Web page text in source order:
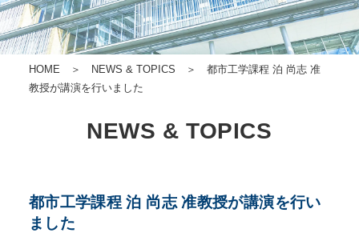
HOME ＞ NEWS & TOPICS ＞ 都市工学課程 泊 尚志 准
教授が講演を行いました
NEWS & TOPICS
都市工学課程 泊 尚志 准教授が講演を行い
ました